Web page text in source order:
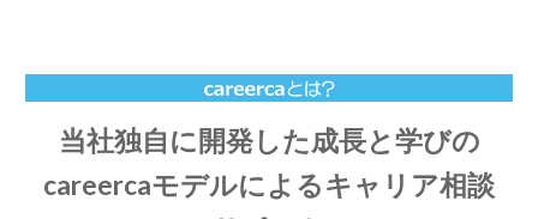
当社独自に開発した成長と学びの
careercaモデルによるキャリア相談